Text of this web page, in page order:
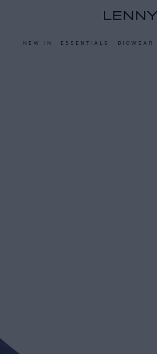
NEW IN ESSENTIALS BIOWEAR